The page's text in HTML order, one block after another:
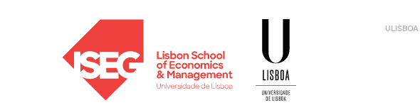
ULISBOA